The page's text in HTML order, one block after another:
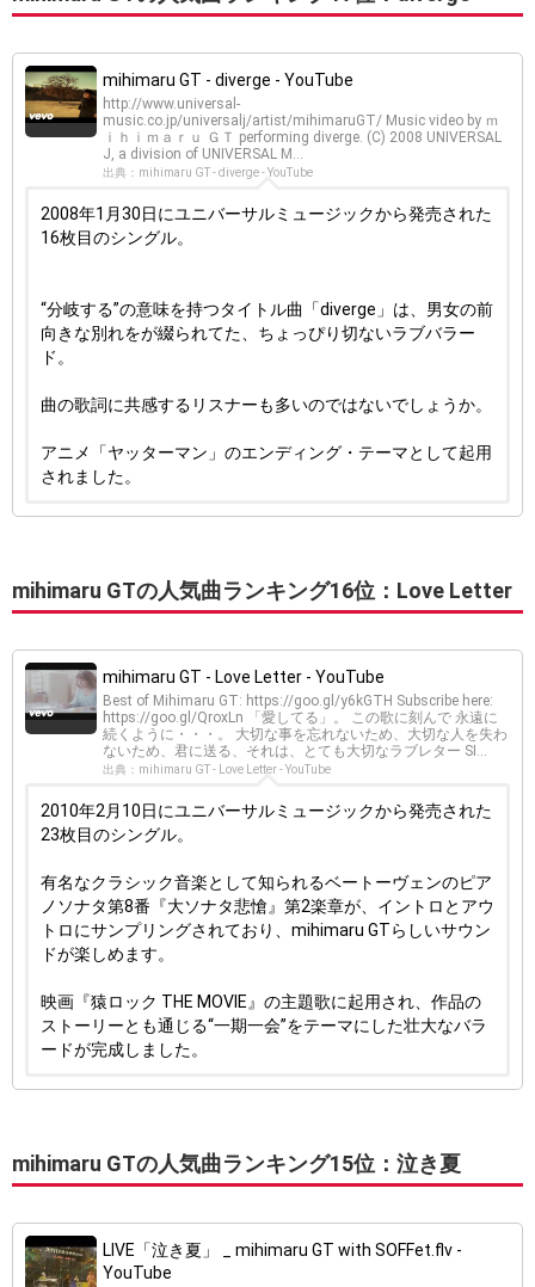
mihimaru GT - diverge - YouTube
http://www.universal-
music.co.jp/universalj/artist/mihimaruGT/ Music video by ｍ
ｉｈｉｍａｒｕ ＧＴ performing diverge. (C) 2008 UNIVERSAL
J, a division of UNIVERSAL M...
出典：mihimaru GT - diverge - YouTube
2008年1月30日にユニバーサルミュージックから発売された
16枚目のシングル。
“分岐する”の意味を持つタイトル曲「diverge」は、男女の前
向きな別れをが綴られてた、ちょっぴり切ないラブバラー
ド。
曲の歌詞に共感するリスナーも多いのではないでしょうか。
アニメ「ヤッターマン」のエンディング・テーマとして起用
されました。
mihimaru GTの人気曲ランキング16位：Love Letter
mihimaru GT - Love Letter - YouTube
Best of Mihimaru GT: https://goo.gl/y6kGTH Subscribe here:
https://goo.gl/QroxLn 「愛してる」。 この歌に刻んで 永遠に
続くように・・・。 大切な事を忘れないため、大切な人を失わ
ないため、君に送る、それは、とても大切なラブレター SI...
出典：mihimaru GT - Love Letter - YouTube
2010年2月10日にユニバーサルミュージックから発売された
23枚目のシングル。
有名なクラシック音楽として知られるベートーヴェンのピア
ノソナタ第8番『大ソナタ悲愴』第2楽章が、イントロとアウ
トロにサンプリングされており、mihimaru GTらしいサウン
ドが楽しめます。
映画『猿ロック THE MOVIE』の主題歌に起用され、作品の
ストーリーとも通じる“一期一会”をテーマにした壮大なバラ
ードが完成しました。
mihimaru GTの人気曲ランキング15位：泣き夏
LIVE「泣き夏」 _ mihimaru GT with SOFFet.flv -
YouTube